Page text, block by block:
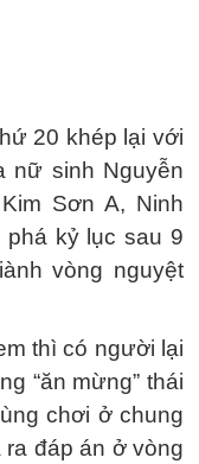
20 khép lại với
nữ sinh Nguyễn
Sơn A, Ninh
kỷ lục sau 9
vòng nguyệt
thì có người lại
“ăn mừng” thái
chơi ở chung
đáp án ở vòng